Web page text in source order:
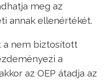
meg az
annak ellenértékét.
a nem biztosított
a
az OEP átadja az